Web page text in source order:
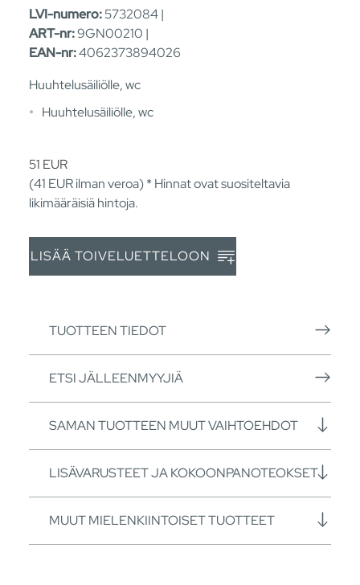
LVI-numero:5732084 |
ART-nr:9GN00210 |
EAN-nr:4062373894026
Huuhtelusäiliölle, wc
Huuhtelusäiliölle, wc
51 EUR
(41 EURilman veroa) * Hinnat ovat suositeltavia
likimääräisiä hintoja.
LISÄÄ TOIVELUETTELOON
TUOTTEEN TIEDOT
ETSI JÄLLEENMYYJIÄ
SAMAN TUOTTEEN MUUT VAIHTOEHDOT
LISÄVARUSTEET JA KOKOONPANOTEOKSET
MUUT MIELENKIINTOISET TUOTTEET